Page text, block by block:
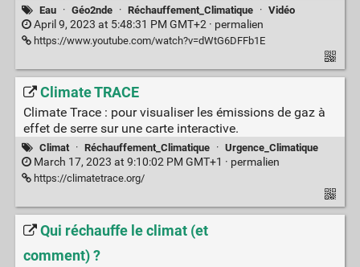
Eau · Géo2nde · Réchauffement_Climatique · Vidéo
April 9, 2023 at 5:48:31 PM GMT+2 · permalien
https://www.youtube.com/watch?v=dWtG6DFFb1E
Climate TRACE
Climate Trace : pour visualiser les émissions de gaz à
effet de serre sur une carte interactive.
Climat · Réchauffement_Climatique · Urgence_Climatique
March 17, 2023 at 9:10:02 PM GMT+1 · permalien
https://climatetrace.org/
Qui réchauffe le climat (et
comment) ?